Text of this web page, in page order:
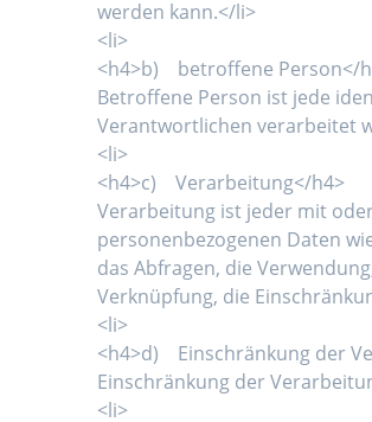
werden kann.</li>
<li>
<h4>b) betroffene Person</
Betroffene Person ist jede
Verantwortlichen verarbeitet
<li>
<h4>c) Verarbeitung</h4>
Verarbeitung ist jeder mit
personenbezogenen Daten
das Abfragen, die
Verknüpfung, die
<li>
<h4>d) Einschränkung der
Einschränkung der
<li>